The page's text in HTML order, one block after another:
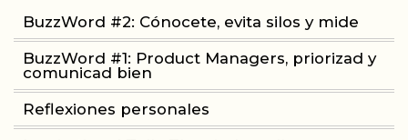
BuzzWord #2: Cónocete, evita silos y mide
BuzzWord #1: Product Managers, priorizad y
comunicad bien
Reflexiones personales